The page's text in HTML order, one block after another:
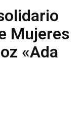
Mujeres
«Ada